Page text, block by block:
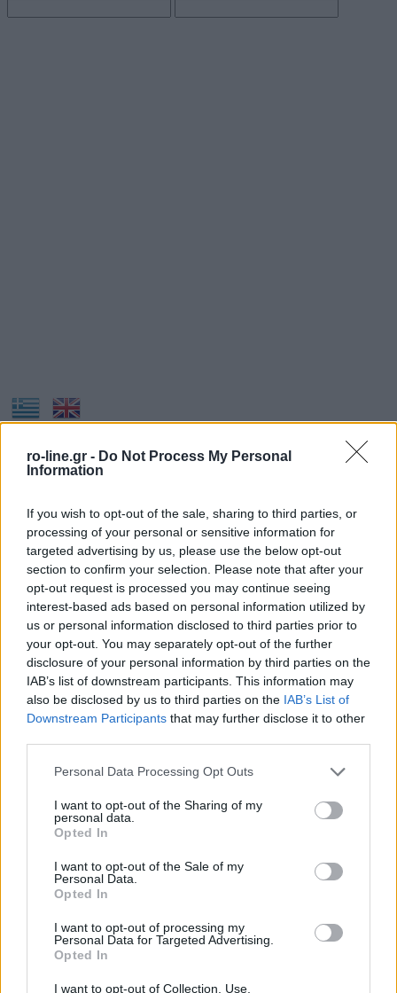
ro-line.gr - Do Not Process My Personal
Information
If you wish to opt-out of the sale, sharing to third parties, or
processing of your personal or sensitive information for
targeted advertising by us, please use the below opt-out
section to confirm your selection. Please note that after your
opt-out request is processed you may continue seeing
interest-based ads based on personal information utilized by
us or personal information disclosed to third parties prior to
your opt-out. You may separately opt-out of the further
disclosure of your personal information by third parties on the
IAB’s list of downstream participants. This information may
also be disclosed by us to third parties on the IAB’s List of
Downstream Participants that may further disclose it to other
Please note that this website/app uses one or more Google
not limited to your visit or usage behaviour. You may click to
grant or deny consent to Google and its third-party tags to
use your data for below specified purposes in below Google
consent section.
Personal Data Processing Opt Outs
I want to opt-out of the Sharing of my
personal data.
Opted In
I want to opt-out of the Sale of my
Personal Data.
Opted In
I want to opt-out of processing my
Personal Data for Targeted Advertising.
Opted In
I want to opt-out of Collection, Use,
Ιστορικό Παραγγελιών
Η Εταιρεία μας
Επικοινωνία
ΜΕΝΟΥ
ΑΡΧΙΚΗ
ΕΤΑΙΡΕΙΑ
ΠΡΟΪΟΝΤΑ
Αξεσουάρ Πόρτας - Παραθύρου
Πόμολα
Λαβές
Ρόπτρα
Γρυλόχειρα Παραθύρου
Πόμολα - Λαβές επίπλου
Παιδικά
Πορσελάνινα
Κρεμάστρες
Μοντέρνες